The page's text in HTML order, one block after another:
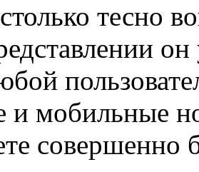
тесно
мобильные
совершенно